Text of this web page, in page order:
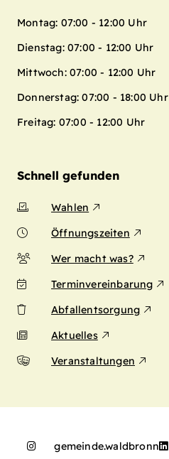
Montag: 07:00 - 12:00 Uhr
Dienstag: 07:00 - 12:00 Uhr
Mittwoch: 07:00 - 12:00 Uhr
Donnerstag: 07:00 - 18:00 Uhr
Freitag: 07:00 - 12:00 Uhr
Schnell gefunden
Wahlen
Öffnungszeiten
Wer macht was?
Terminvereinbarung
Abfallentsorgung
Aktuelles
Veranstaltungen
gemeinde.waldbronn